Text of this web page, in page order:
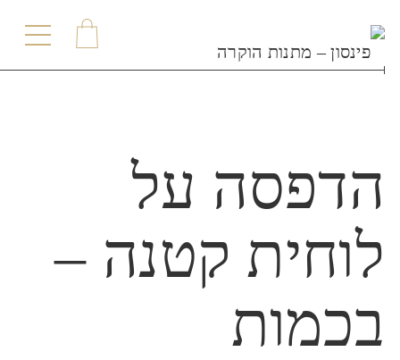
תפריט
הדפסה על
לוחית קטנה –
בכמות